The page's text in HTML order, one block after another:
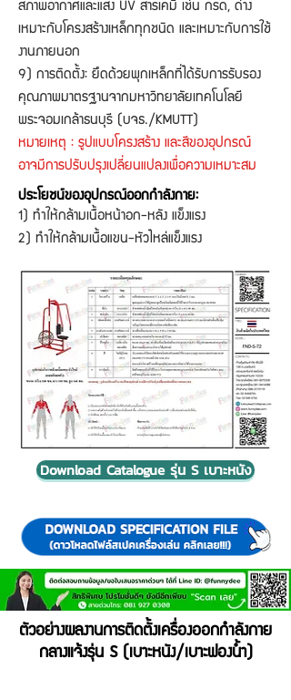
สภาพอากาศและแสง UV สารเคมี เช่น กรด, ด่าง
เหมาะกับโครงสร้างเหล็กทุกชนิด และเหมาะกับการใช้
งานภายนอก
9) การติดตั้ง: ยึดด้วยพุกเหล็กที่ได้รับการรับรอง
คุณภาพมาตรฐานจากมหาวิทยาลัยเทคโนโลยี
พระจอมเกล้าธนบุรี (บจธ./KMUTT)
หมายเหตุ : รูปแบบโครงสร้าง และสีของอุปกรณ์
อาจมีการปรับปรุงเปลี่ยนแปลงเพื่อความเหมาะสม
ประโยชน์ของอุปกรณ์ออกกำลังกาย:
1) ทำให้กล้ามเนื้อหน้าอก-หลัง แข็งแรง
2) ทำให้กล้ามเนื้อแขน-หัวไหล่แข็งแรง
Download Catalogue รุ่น S เบาะหนัง
ตัวอย่างผลงานการติดตั้งเครื่องออกกำลังกาย
กลางแจ้งรุ่น S (เบาะหนัง/เบาะฟองน้ำ)